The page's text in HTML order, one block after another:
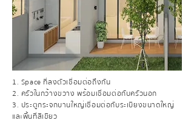
1. Space ที่ลงตัวเชื่อมต่อถึงกัน
2. ครัวในกว้างขวาง พร้อมเชื่อมต่อกับครัวนอก
3. ประตูกระจกบานใหญ่เชื่อมต่อกับระเบียงขนาดใหญ่
และพื้นที่สีเขียว